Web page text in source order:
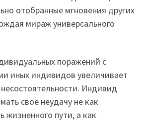
отобранные мгновения других
мираж универсального
поражений с
иных индивидов увеличивает
Индивид
свое неудачу не как
жизненного пути, а как